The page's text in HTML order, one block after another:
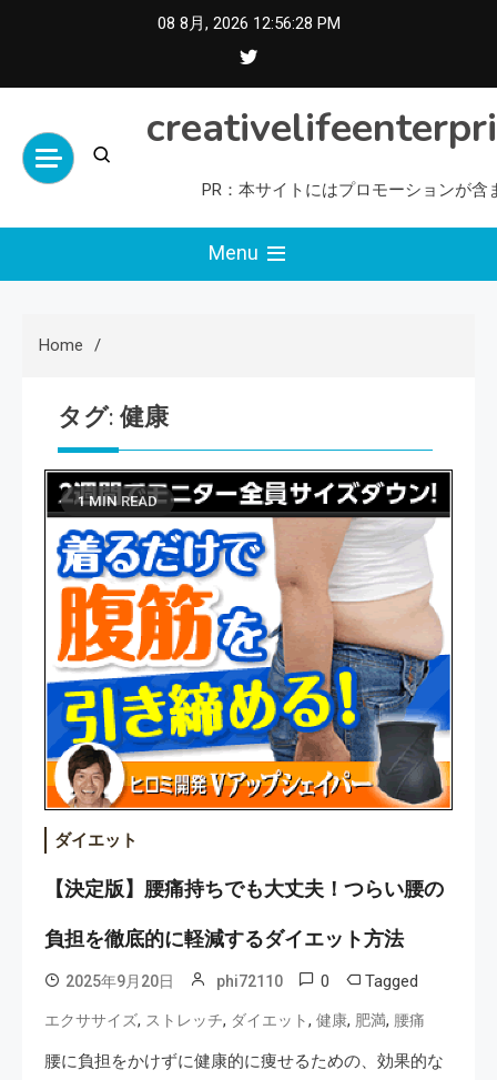
08 8月, 2026 12:56:30 PM
PR：本サイトにはプロモーションが含
Menu
Home
タグ: 健康
1 MIN READ
ダイエット
【決定版】腰痛持ちでも大丈夫！つらい腰の
負担を徹底的に軽減するダイエット方法
2025年9月20日 phi72110 0 Tagged
エクササイズ, ストレッチ, ダイエット, 健康, 肥満, 腰痛
腰に負担をかけずに健康的に痩せるための、効果的な